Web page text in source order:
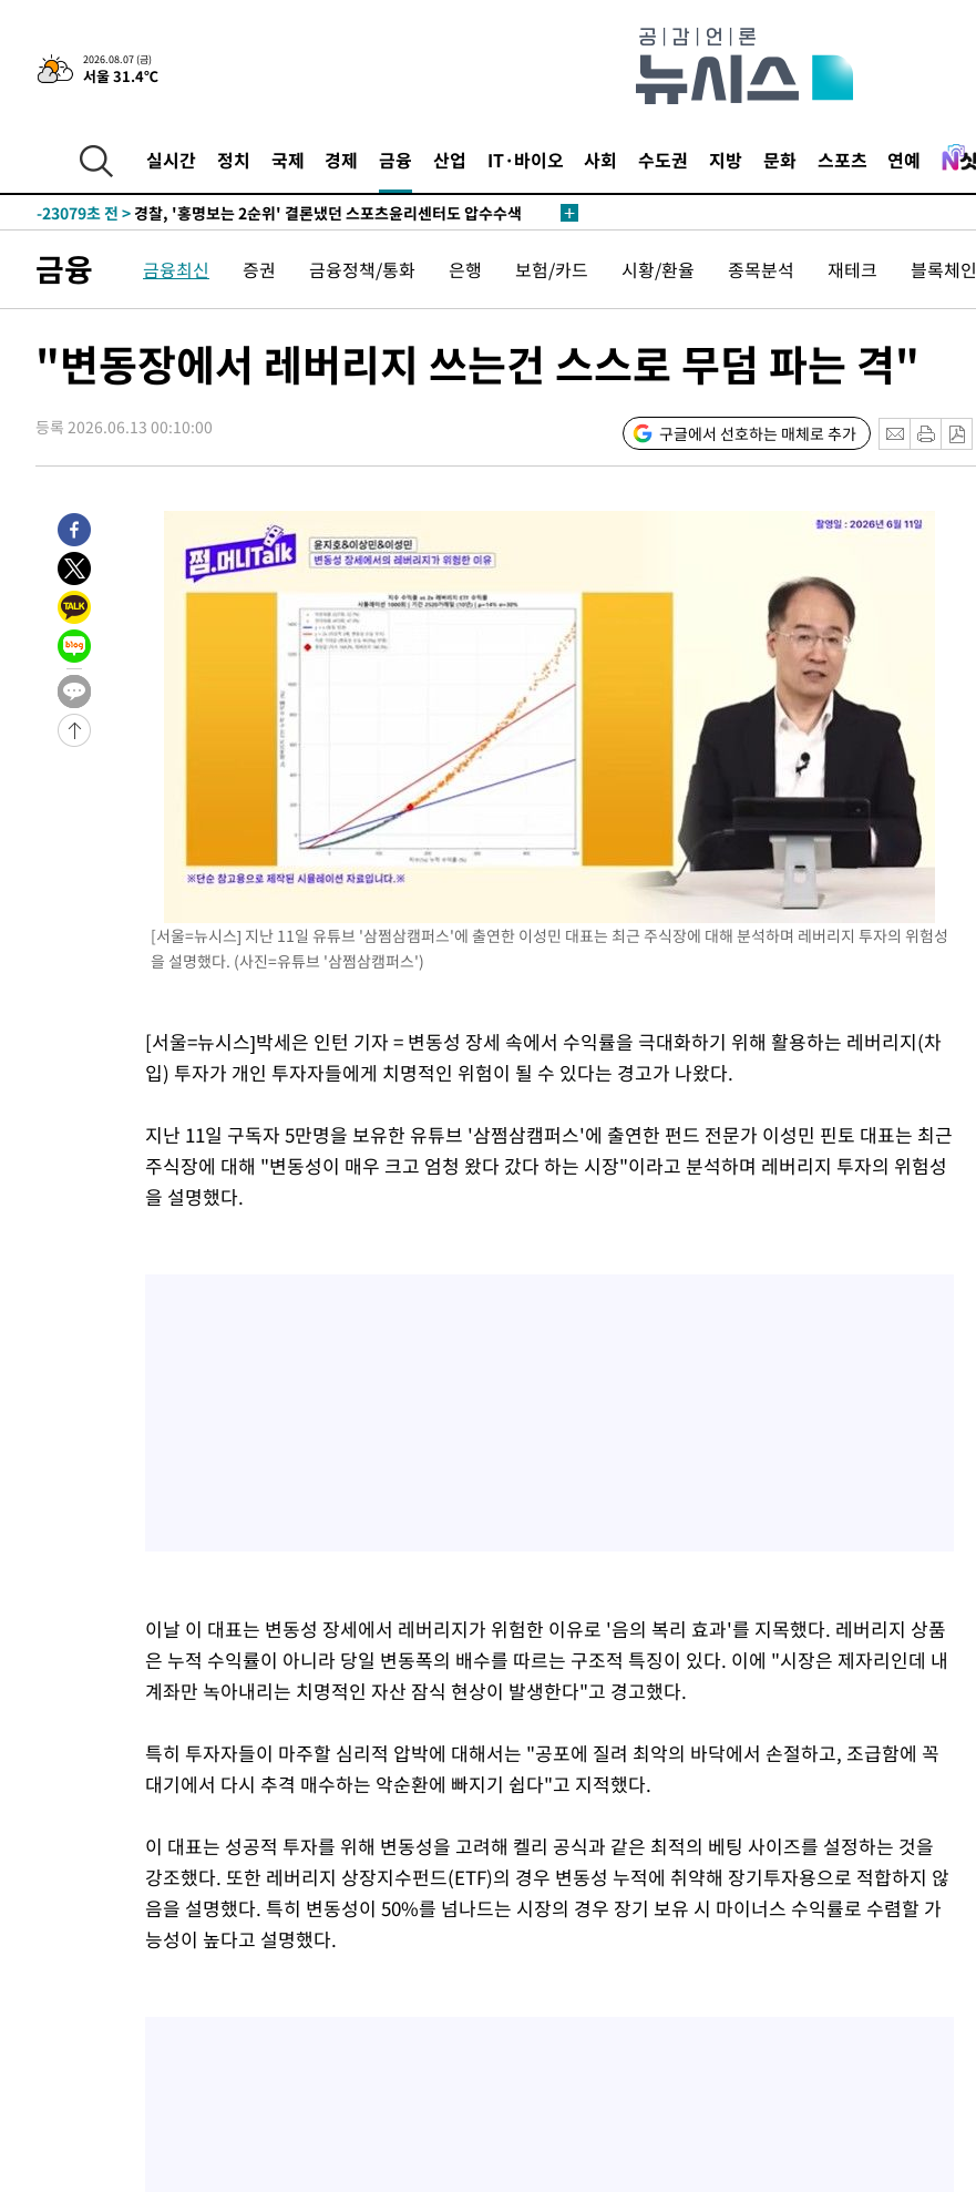
2026.08.07 (금)
서울 31.4℃
실시간 정치 국제 경제 금융 산업 IT·바이오 사회 수도권 지방 문화 스포츠 연예
3시간 전 >내일까지 39도 '펄펄'…기상청 "태풍 지나며 폭염 잠시 꺾인다"
-25601초 전 >
[속보] 뉴욕증시, 혼조 출발…나스닥 0.3%↓, 다우 0.14%↑
-24394초 전 >
-23079초 전 >경찰, '홍명보는 2순위' 결론냈던 스포츠윤리센터도 압수수색
-8423초 전 >
日방위성, 北이 동해로 쏜 발사체는 탄도미사일 가능성
-6853초 전 >[속보] SKT, 에이닷 서비스 장애 발생…"원인 파악 중"
-5655초 전 >'낮 최고 39도' 불볕더위…한밤 열대야도 계속[내일날씨]
-5276초 전 >"韓 외환시장 개입 관측 배경엔 美의 대한국 무역적자 있어"
-5103초 전 >'월드컵 탈락 후폭풍' 축구협회…초유의 압수수색에 '충격·당황'
-4505초 전 >
[속보]종합특검, 대검 추가 압수수색…내란 중요임무종사 혐의
-600초 전 >
[속보]코스닥, 800p 회복…0.26% 오른 801.67 마감
-530초 전 >
[속보]코스피, 301.88포인트(4.58%) 내린 6296.38 마감
-395초 전 >
[속보]원·달러 환율, 0.7원 내린 1423.8원 마감
33분 전 >
"여기 떨어졌다"…다누리, 스페이스X 로켓 달 충돌 흔적 포착
1시간 전 >
손흥민, 5경기 연속골 실패…LAFC는 승부차기 끝 과달라하라 격파
3시간 전 >
내일까지 39도 '펄펄'…기상청 "태풍 지나며 폭염 잠시 꺾인다"
-26165초 전 >
'월드컵 탈락 후폭풍' 축구협회…11시간 걸린 초유의 압수수색(종
[속보] 뉴욕증시, 혼조 출발…나스닥 0.3%↓, 다우 0.14%↑
축구협회, 15년 전 심판 성 접대 파문에 "현재는 내부 지침 준수"
경찰, '홍명보는 2순위' 결론냈던 스포츠윤리센터도 압수수색
[속보]합참 "北 발사체는 단거리탄도미사일…감시·경계태세 강화"
[속보] SKT, 에이닷 서비스 장애 발생…"원인 파악 중"
[속보]합참 "북, 동해상으로 미상 발사체 발사"
"韓 외환시장 개입 관측 배경엔 美의 대한국 무역적자 있어"
'월드컵 탈락 후폭풍' 축구협회…초유의 압수수색에 '충격·당황'
[속보]종합특검, 대검 추가 압수수색…내란 중요임무종사 혐의
[속보]코스닥, 800p 회복…0.26% 오른 801.67 마감
[속보]코스피, 301.88포인트(4.58%) 내린 6296.38 마감
금융 금융최신 증권 금융정책/통화 은행 보험/카드 시황/환율 종목분석 재테크 블록체인
"변동장에서 레버리지 쓰는건 스스로 무덤 파는 격"
등록 2026.06.13 00:10:00 구글에서 선호하는 매체로 추가
[서울=뉴시스] 지난 11일 유튜브 '삼쩜삼캠퍼스'에 출연한 이성민 대표는 최근 주식장에 대해 분석하며 레버리지 투자의 위험성
을 설명했다. (사진=유튜브 '삼쩜삼캠퍼스')
[서울=뉴시스]박세은 인턴 기자 = 변동성 장세 속에서 수익률을 극대화하기 위해 활용하는 레버리지(차
입) 투자가 개인 투자자들에게 치명적인 위험이 될 수 있다는 경고가 나왔다.
지난 11일 구독자 5만명을 보유한 유튜브 '삼쩜삼캠퍼스'에 출연한 펀드 전문가 이성민 핀토 대표는 최근
주식장에 대해 "변동성이 매우 크고 엄청 왔다 갔다 하는 시장"이라고 분석하며 레버리지 투자의 위험성
을 설명했다.
이날 이 대표는 변동성 장세에서 레버리지가 위험한 이유로 '음의 복리 효과'를 지목했다. 레버리지 상품
은 누적 수익률이 아니라 당일 변동폭의 배수를 따르는 구조적 특징이 있다. 이에 "시장은 제자리인데 내
계좌만 녹아내리는 치명적인 자산 잠식 현상이 발생한다"고 경고했다.
특히 투자자들이 마주할 심리적 압박에 대해서는 "공포에 질려 최악의 바닥에서 손절하고, 조급함에 꼭
대기에서 다시 추격 매수하는 악순환에 빠지기 쉽다"고 지적했다.
이 대표는 성공적 투자를 위해 변동성을 고려해 켈리 공식과 같은 최적의 베팅 사이즈를 설정하는 것을
강조했다. 또한 레버리지 상장지수펀드(ETF)의 경우 변동성 누적에 취약해 장기투자용으로 적합하지 않
음을 설명했다. 특히 변동성이 50%를 넘나드는 시장의 경우 장기 보유 시 마이너스 수익률로 수렴할 가
능성이 높다고 설명했다.